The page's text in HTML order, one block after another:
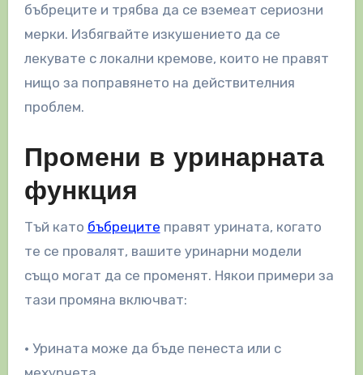
бъбреците и трябва да се вземеат сериозни
мерки. Избягвайте изкушението да се
лекувате с локални кремове, които не правят
нищо за поправянето на действителния
проблем.
Промени в уринарната
функция
Тъй като бъбреците правят урината, когато
те се провалят, вашите уринарни модели
също могат да се променят. Някои примери за
тази промяна включват:
• Урината може да бъде пенеста или с